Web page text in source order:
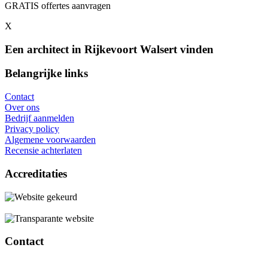
GRATIS offertes aanvragen
X
Een architect in Rijkevoort Walsert vinden
Belangrijke links
Contact
Over ons
Bedrijf aanmelden
Privacy policy
Algemene voorwaarden
Recensie achterlaten
Accreditaties
Contact